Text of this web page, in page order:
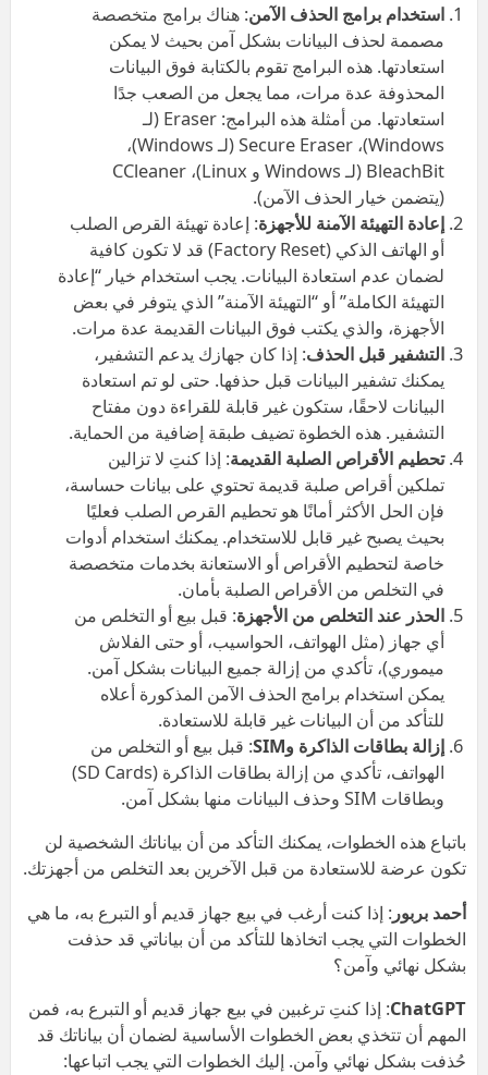
استخدام برامج الحذف الآمن: هناك برامج متخصصة
مصممة لحذف البيانات بشكل آمن بحيث لا يمكن
استعادتها. هذه البرامج تقوم بالكتابة فوق البيانات
المحذوفة عدة مرات، مما يجعل من الصعب جدًا
استعادتها. من أمثلة هذه البرامج: Eraser (لـ
Windows)، Secure Eraser (لـ Windows)،
BleachBit (لـ Windows و Linux)، CCleaner
(يتضمن خيار الحذف الآمن).
إعادة التهيئة الآمنة للأجهزة: إعادة تهيئة القرص الصلب
أو الهاتف الذكي (Factory Reset) قد لا تكون كافية
لضمان عدم استعادة البيانات. يجب استخدام خيار “إعادة
التهيئة الكاملة” أو “التهيئة الآمنة” الذي يتوفر في بعض
الأجهزة، والذي يكتب فوق البيانات القديمة عدة مرات.
التشفير قبل الحذف: إذا كان جهازك يدعم التشفير،
يمكنك تشفير البيانات قبل حذفها. حتى لو تم استعادة
البيانات لاحقًا، ستكون غير قابلة للقراءة دون مفتاح
التشفير. هذه الخطوة تضيف طبقة إضافية من الحماية.
تحطيم الأقراص الصلبة القديمة: إذا كنتِ لا تزالين
تملكين أقراص صلبة قديمة تحتوي على بيانات حساسة،
فإن الحل الأكثر أمانًا هو تحطيم القرص الصلب فعليًا
بحيث يصبح غير قابل للاستخدام. يمكنك استخدام أدوات
خاصة لتحطيم الأقراص أو الاستعانة بخدمات متخصصة
في التخلص من الأقراص الصلبة بأمان.
الحذر عند التخلص من الأجهزة: قبل بيع أو التخلص من
أي جهاز (مثل الهواتف، الحواسيب، أو حتى الفلاش
ميموري)، تأكدي من إزالة جميع البيانات بشكل آمن.
يمكن استخدام برامج الحذف الآمن المذكورة أعلاه
للتأكد من أن البيانات غير قابلة للاستعادة.
إزالة بطاقات الذاكرة وSIM: قبل بيع أو التخلص من
الهواتف، تأكدي من إزالة بطاقات الذاكرة (SD Cards)
وبطاقات SIM وحذف البيانات منها بشكل آمن.
باتباع هذه الخطوات، يمكنك التأكد من أن بياناتك الشخصية لن
تكون عرضة للاستعادة من قبل الآخرين بعد التخلص من أجهزتك.
أحمد بربور : إذا كنت أرغب في بيع جهاز قديم أو التبرع به، ما هي
الخطوات التي يجب اتخاذها للتأكد من أن بياناتي قد حذفت
بشكل نهائي وآمن؟
ChatGPT: إذا كنتِ ترغبين في بيع جهاز قديم أو التبرع به، فمن
المهم أن تتخذي بعض الخطوات الأساسية لضمان أن بياناتك قد
حُذفت بشكل نهائي وآمن. إليك الخطوات التي يجب اتباعها: